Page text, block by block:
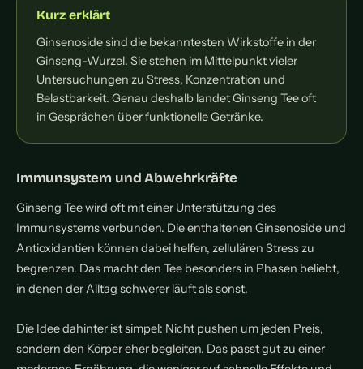
Kurz erklärt
Ginsenoside sind die bekanntesten Wirkstoffe in der
Ginseng-Wurzel. Sie stehen im Mittelpunkt vieler
Untersuchungen zu Stress, Konzentration und
Belastbarkeit. Genau deshalb landet Ginseng Tee oft
in Gesprächen über funktionelle Getränke.
Immunsystem und Abwehrkräfte
Ginseng Tee wird oft mit einer Unterstützung des
Immunsystems verbunden. Die enthaltenen Ginsenoside und
Antioxidantien können dabei helfen, zellulären Stress zu
begrenzen. Das macht den Tee besonders in Phasen beliebt,
in denen der Alltag schwerer läuft als sonst.
Die Idee dahinter ist simpel: Nicht pushen um jeden Preis,
sondern den Körper eher begleiten. Das passt gut zu einer